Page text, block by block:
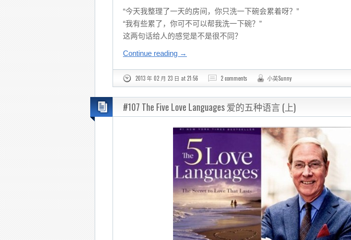
“今天我整理了一天的房间，你只洗一下碗会累着呀？”
“我有些累了，你可不可以帮我洗一下碗？”
这两句话给人的感觉是不是很不同？
Continue reading →
2013 年 02 月 23 日 at 21:56 2 comments 小英Sunny
#107 The Five Love Languages 爱的五种语言 (上)